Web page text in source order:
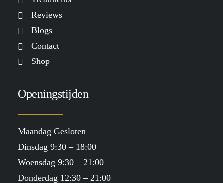
Reviews
Blogs
Contact
Shop
Openingstijden
Maandag Gesloten
Dinsdag 9:30 – 18:00
Woensdag 9:30 – 21:00
Donderdag 12:30 – 21:00